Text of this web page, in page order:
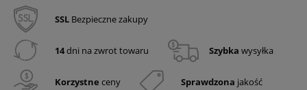
SSL Bezpieczne zakupy
14dni na zwrot towaru Szybka wysyłka
Korzystne ceny Sprawdzona jakość